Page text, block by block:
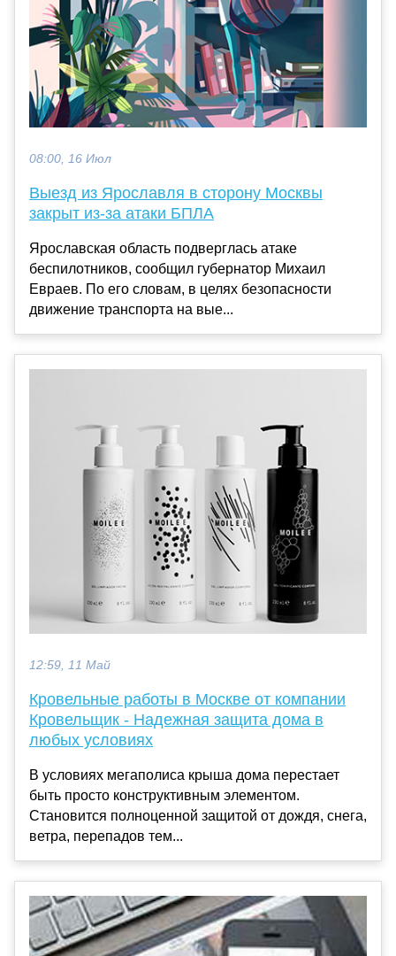
08:00, 16 Июл
Выезд из Ярославля в сторону Москвы
закрыт из-за атаки БПЛА
Ярославская область подверглась атаке
беспилотников, сообщил губернатор Михаил
Евраев. По его словам, в целях безопасности
движение транспорта на вые...
12:59, 11 Май
Кровельные работы в Москве от компании
Кровельщик - Надежная защита дома в
любых условиях
В условиях мегаполиса крыша дома перестает
быть просто конструктивным элементом.
Становится полноценной защитой от дождя, снега,
ветра, перепадов тем...